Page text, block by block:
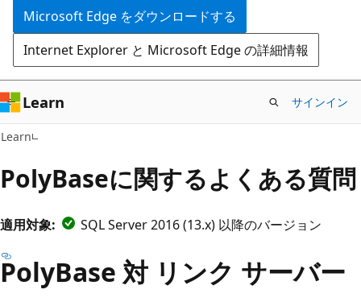
ツ
に
ス
キ
ッ
プ
Microsoft Edge をダウンロードする
Internet Explorer と Microsoft Edge の詳細情報
Learn サインイン
Learn
PolyBaseに関するよくある質問
適用対象: SQL Server 2016 (13.x) 以降のバージョン
PolyBase 対 リンク サーバー